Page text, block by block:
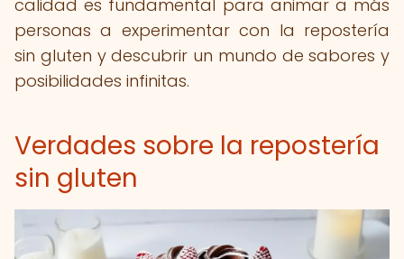
calidad es fundamental para animar a más
personas a experimentar con la repostería
sin gluten y descubrir un mundo de sabores y
posibilidades infinitas.
Verdades sobre la repostería
sin gluten